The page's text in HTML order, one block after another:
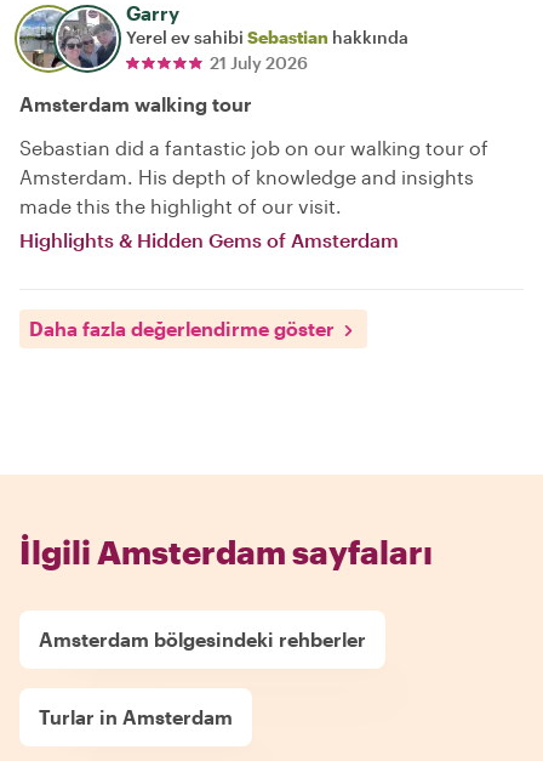
Garry
Yerel ev sahibi Sebastian hakkında
21 July 2026
Amsterdam walking tour
Sebastian did a fantastic job on our walking tour of
Amsterdam. His depth of knowledge and insights
made this the highlight of our visit.
Highlights & Hidden Gems of Amsterdam
Daha fazla değerlendirme göster
İlgili Amsterdam sayfaları
Amsterdam bölgesindeki rehberler
Turlar in Amsterdam